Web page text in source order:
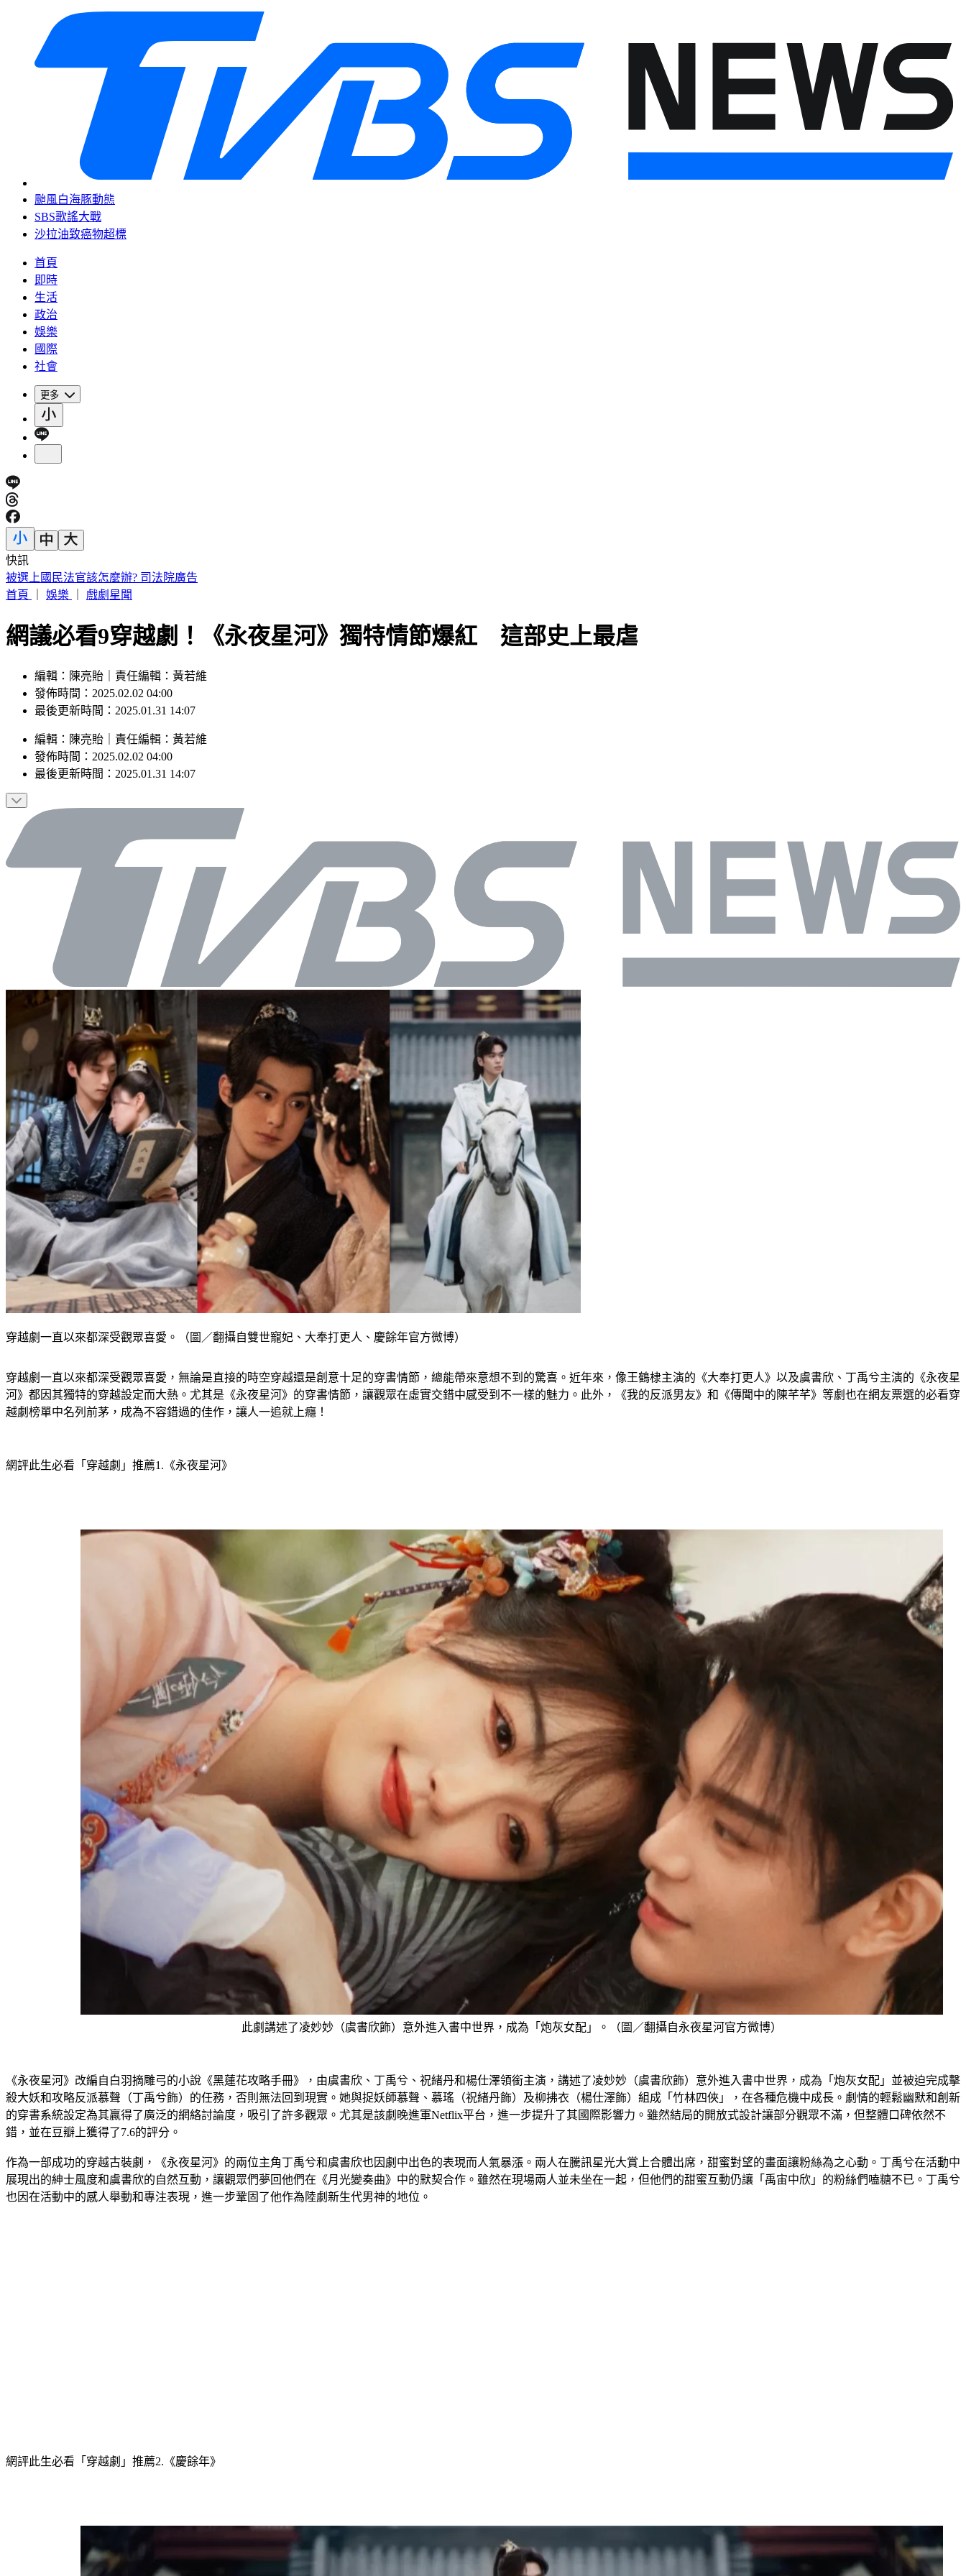
颱風白海豚動態
SBS歌謠大戰
沙拉油致癌物超標
首頁
即時
生活
政治
娛樂
國際
社會
更多
快訊
王凱靈堂曝光！黑色郵筒藏思念 70歲母缺席原因超催淚
首頁
娛樂 戲劇星聞
網議必看9穿越劇！《永夜星河》獨特情節爆紅 這部史上最虐
編輯：陳亮貽｜責任編輯：黃若維
發佈時間：2025.02.02 04:00
最後更新時間：2025.01.31 14:07
編輯 ： 陳亮貽 責任編輯 ： 黃若維
發佈時間： 2025.02.02 04:00
最後更新時間： 2025.01.31 14:07
穿越劇一直以來都深受觀眾喜愛。（圖／翻攝自雙世寵妃、大奉打更人、慶餘年官方微博）
穿越劇一直以來都深受觀眾喜愛，無論是直接的時空穿越還是創意十足的穿書情節，總能帶來意想不到的驚喜。近年來，像王鶴棣主演的《大奉打更人》以及虞書欣、丁禹兮主演的《永夜星
河》都因其獨特的穿越設定而大熱。尤其是《永夜星河》的穿書情節，讓觀眾在虛實交錯中感受到不一樣的魅力。此外，《我的反派男友》和《傳聞中的陳芊芊》等劇也在網友票選的必看穿
越劇榜單中名列前茅，成為不容錯過的佳作，讓人一追就上癮！
網評此生必看「穿越劇」推薦1.《永夜星河》
此劇講述了凌妙妙（虞書欣飾）意外進入書中世界，成為「炮灰女配」。（圖／翻攝自永夜星河官方微博）
《永夜星河》改編自白羽摘雕弓的小說《黑蓮花攻略手冊》，由虞書欣、丁禹兮、祝緒丹和楊仕澤領銜主演，講述了凌妙妙（虞書欣飾）意外進入書中世界，成為「炮灰女配」並被迫完成擊
殺大妖和攻略反派慕聲（丁禹兮飾）的任務，否則無法回到現實。她與捉妖師慕聲、慕瑤（祝緒丹飾）及柳拂衣（楊仕澤飾）組成「竹林四俠」，在各種危機中成長。劇情的輕鬆幽默和創新
的穿書系統設定為其贏得了廣泛的網絡討論度，吸引了許多觀眾。尤其是該劇晚進軍Netflix平台，進一步提升了其國際影響力。雖然結局的開放式設計讓部分觀眾不滿，但整體口碑依然不
錯，並在豆瓣上獲得了7.6的評分。
作為一部成功的穿越古裝劇，《永夜星河》的兩位主角丁禹兮和虞書欣也因劇中出色的表現而人氣暴漲。兩人在騰訊星光大賞上合體出席，甜蜜對望的畫面讓粉絲為之心動。丁禹兮在活動中
展現出的紳士風度和虞書欣的自然互動，讓觀眾們夢回他們在《月光變奏曲》中的默契合作。雖然在現場兩人並未坐在一起，但他們的甜蜜互動仍讓「禹宙中欣」的粉絲們嗑糖不已。丁禹兮
也因在活動中的感人舉動和專注表現，進一步鞏固了他作為陸劇新生代男神的地位。
網評此生必看「穿越劇」推薦2.《慶餘年》